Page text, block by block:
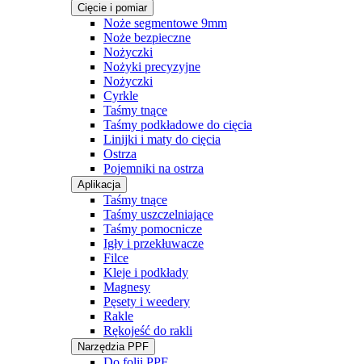
Cięcie i pomiar
Noże segmentowe 9mm
Noże bezpieczne
Nożyczki
Nożyki precyzyjne
Nożyczki
Cyrkle
Taśmy tnące
Taśmy podkładowe do cięcia
Linijki i maty do cięcia
Ostrza
Pojemniki na ostrza
Aplikacja
Taśmy tnące
Taśmy uszczelniające
Taśmy pomocnicze
Igły i przekłuwacze
Filce
Kleje i podkłady
Magnesy
Pęsety i weedery
Rakle
Rękojeść do rakli
Narzędzia PPF